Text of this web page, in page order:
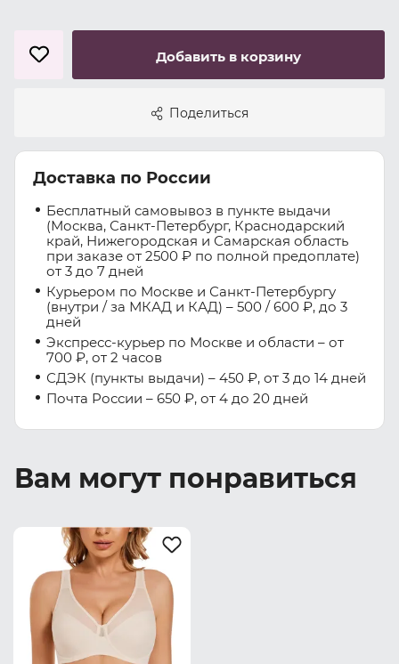
Добавить в корзину
Поделиться
Доставка по России
Бесплатный самовывоз в пункте выдачи
(Москва, Санкт-Петербург, Краснодарский
край, Нижегородская и Самарская область
при заказе от 2500 ₽ по полной предоплате)
от 3 до 7 дней
Курьером по Москве и Санкт-Петербургу
(внутри / за МКАД и КАД) – 500 / 600 ₽, до 3
дней
Экспресс-курьер по Москве и области – от
700 ₽, от 2 часов
СДЭК (пункты выдачи) – 450 ₽, от 3 до 14 дней
Почта России – 650 ₽, от 4 до 20 дней
Вам могут понравиться